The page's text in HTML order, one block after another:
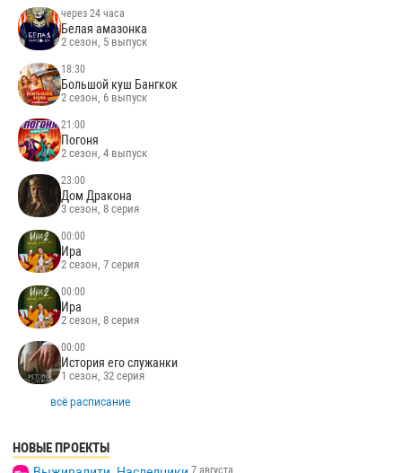
через 24 часа
Белая амазонка
2 сезон, 5 выпуск
18:30
Большой куш Бангкок
2 сезон, 6 выпуск
21:00
Погоня
2 сезон, 4 выпуск
23:00
Дом Дракона
3 сезон, 8 серия
00:00
Ира
2 сезон, 7 серия
00:00
Ира
2 сезон, 8 серия
00:00
История его служанки
1 сезон, 32 серия
всё расписание
НОВЫЕ ПРОЕКТЫ
7 августа